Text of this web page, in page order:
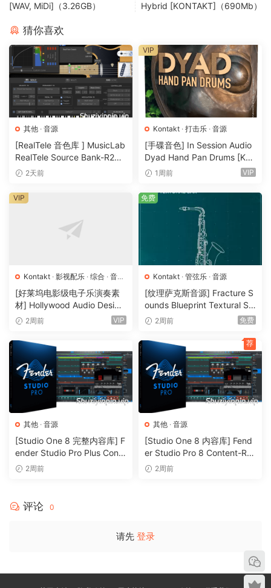
v6.7.1 or higher!
🏠 HomePage
[WAV, MiDi]（3.26GB）
Hybrid [KONTAKT]（690Mb）
猜你喜欢
其他 · 音源
[RealTele 音色库 ] MusicLab
RealTele Source Bank-R2R
[WiN]（3.13GB）
2天前
Kontakt · 打击乐 · 音源
[手碟音色] In Session Audio
Dyad Hand Pan Drums [KO
NTAKT]（4.33GB）
1周前 VIP
VIP
Kontakt · 影视配乐 · 综合 · 音效
特殊· 音源
[好莱坞电影级电子乐演奏素
材] Hollywood Audio Design
FUTURE WORLDS [KONTAK
2周前 VIP
VIP
Kontakt · 管弦乐 · 音源
[纹理萨克斯音源] Fracture S
ounds Blueprint Textural Sa
x (Woodwind Experiments)
2周前 免费
免费
其他 · 音源
[Studio One 8 完整内容库] F
ender Studio Pro Plus Conte
nt 2026-R2R（166GB）
2周前
其他 · 音源
[Studio One 8 内容库] Fend
er Studio Pro 8 Content-R2
R（33.5GB）
2周前
荐
评论 0
请先 登录